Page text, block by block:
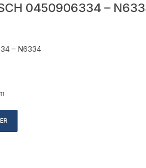
0450906334 –
– N6334